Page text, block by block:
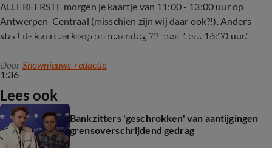
ALLEREERSTE morgen je kaartje van 11:00 - 13:00 uur op
Antwerpen-Centraal (misschien zijn wij daar ook?!). Anders
start de kaartverkoop op maandag 23 maart om 16:00 uur."
1:36
Bankzitters kondigen nieuwe shows aan
Door Shownieuws-redactie
Lees ook
Bankzitters 'geschrokken' van aantijgingen
grensoverschrijdend gedrag